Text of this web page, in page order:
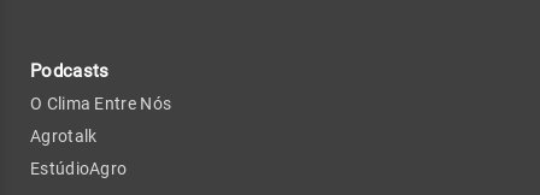
Podcasts
O Clima Entre Nós
Agrotalk
EstúdioAgro